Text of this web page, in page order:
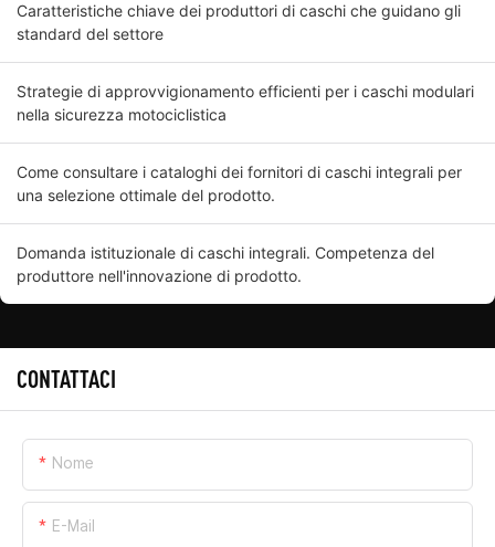
Caratteristiche chiave dei produttori di caschi che guidano gli
standard del settore
Strategie di approvvigionamento efficienti per i caschi modulari
nella sicurezza motociclistica
Come consultare i cataloghi dei fornitori di caschi integrali per
una selezione ottimale del prodotto.
Domanda istituzionale di caschi integrali. Competenza del
produttore nell'innovazione di prodotto.
CONTATTACI
Nome
E-Mail